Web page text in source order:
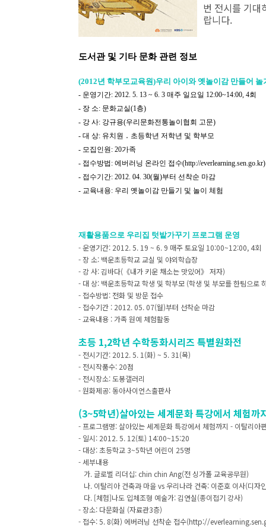
번 전시를 기대
랍니다.
도서관 및 기타 문화 관련 정보
(2012년 학부모교육원)우리 아이와 옛놀이감 만들어 놀
- 운영기간: 2012. 5. 13 ~ 6. 3 매주 일요일 12:00~14:00, 4회
- 장 소: 문화교실(1층)
- 강 사: 강규용(우리문화전통놀이협회 고문)
- 대 상: 유치원 ․ 초등학년 저학년 및 학부모
- 모집인원: 20가족
- 접수방법: 에버러닝 온라인 접수(http://everlearning.sen.go.kr)
- 접수기간: 2012. 04. 30(월)부터 선착순 마감
- 교육내용: 우리 옛놀이감 만들기 및 놀이 체험
재활용품으로 우리집 텃밭가꾸기 프로그램 운영
- 운영기간: 2012. 5. 19 ~ 6. 9 매주 토요일 10:00~12:00, 4회
- 장 소: 백운초등학교 교실 및 야외학습장
- 강 사: 김바다(《내가 키운 채소는 맛있어》 저자)
- 대 상: 백운초등학교 학생 및 학부모 (학생 및 부모를 한팀으로
- 접수방법: 전화 및 방문 접수
- 접수기간 : 2012. 05. 07(월)부터 선착순 마감
- 교육내용 : 가족 원예 체험활동
초등 1,2학년 수학동화시리즈 특별원화전
- 전시기간: 2012. 5. 1(화) ~ 5. 31(목)
- 전시작품수: 20점
- 전시장소: 도봉갤러리
- 원화제공: 동아사이언스출판사
(3~5학년)살아있는 세계문화 특강에서 체험까
- 프로그램명: 살아있는 세계문화 특강에서 체험까지 - 이탈리아
- 일시: 2012. 5. 12(토) 14:00~15:20
- 대상: 초등학교 3~5학년 어린이 25명
- 세부내용
가. 글로벌 리더십: chin chin Ang(전 싱가폴 교육공무원)
나. 이탈리아 건축과 마을 vs 우리나라 건축: 이준호 이사
다. [체험]나도 입체조형 예술가: 김연실(종이접기 강사)
- 장소: 다문화실 (자료관3층)
- 접수: 5. 8(화) 에버러닝 선착순 접수(http://